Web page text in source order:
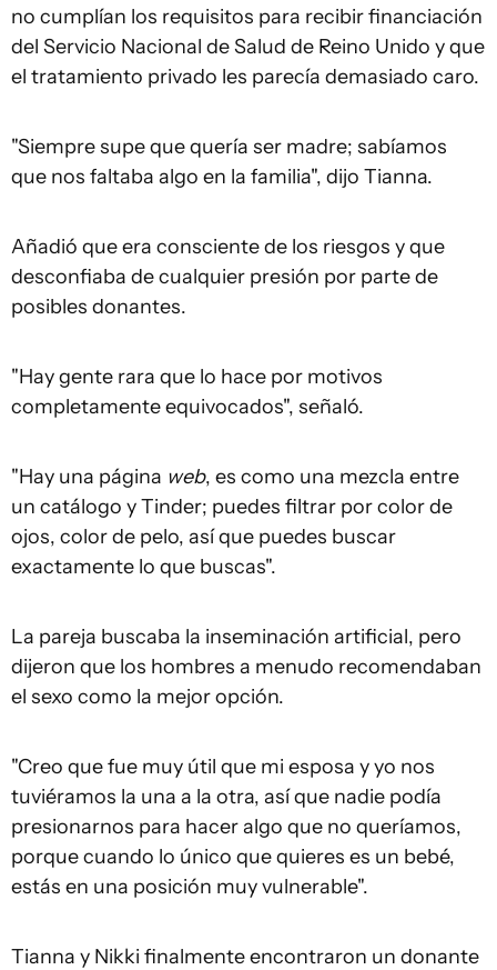
no cumplían los requisitos para recibir financiación
del Servicio Nacional de Salud de Reino Unido y que
el tratamiento privado les parecía demasiado caro.
"Siempre supe que quería ser madre; sabíamos
que nos faltaba algo en la familia", dijo Tianna.
Añadió que era consciente de los riesgos y que
desconfiaba de cualquier presión por parte de
posibles donantes.
"Hay gente rara que lo hace por motivos
completamente equivocados", señaló.
"Hay una página web, es como una mezcla entre
un catálogo y Tinder; puedes filtrar por color de
ojos, color de pelo, así que puedes buscar
exactamente lo que buscas".
La pareja buscaba la inseminación artificial, pero
dijeron que los hombres a menudo recomendaban
el sexo como la mejor opción.
"Creo que fue muy útil que mi esposa y yo nos
tuviéramos la una a la otra, así que nadie podía
presionarnos para hacer algo que no queríamos,
porque cuando lo único que quieres es un bebé,
estás en una posición muy vulnerable".
Tianna y Nikki finalmente encontraron un donante